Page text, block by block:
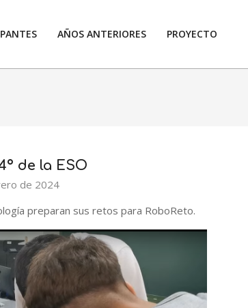
AÑOS ANTERIORES PROYECTO
de la ESO
de 2024
preparan sus retos para RoboReto.